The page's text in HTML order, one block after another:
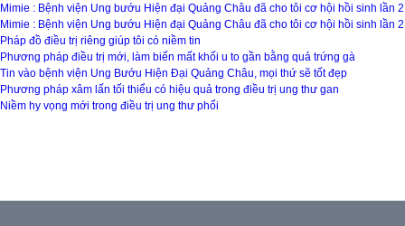
Mimie : Bệnh viện Ung bướu Hiện đại Quảng Châu đã cho tôi cơ hội hồi sinh lần 2
Mimie : Bệnh viện Ung bướu Hiện đại Quảng Châu đã cho tôi cơ hội hồi sinh lần 2
Pháp đồ điều trị riêng giúp tôi có niềm tin
Phương pháp điều trị mới, làm biến mất khối u to gần bằng quả trứng gà
Tin vào bệnh viện Ung Bướu Hiện Đại Quảng Châu, mọi thứ sẽ tốt đẹp
Phương pháp xâm lấn tối thiểu có hiệu quả trong điều trị ung thư gan
Niềm hy vọng mới trong điều trị ung thư phổi